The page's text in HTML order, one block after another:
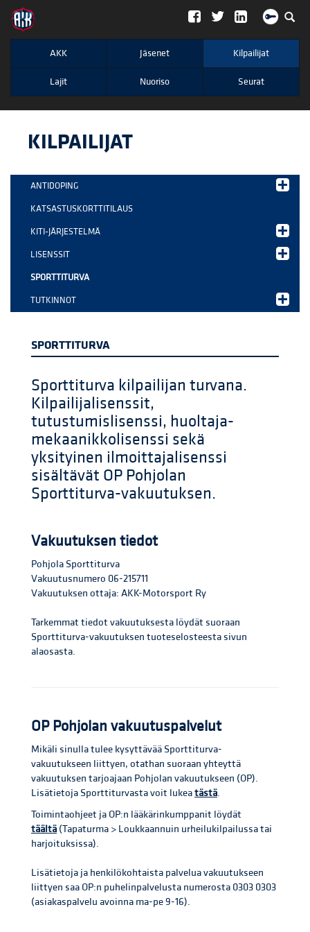
";
AKK Jäsenet Kilpailijat
Lajit Nuoriso Seurat
KILPAILIJAT
ANTIDOPING
KATSASTUSKORTTITILAUS
KITI-JÄRJESTELMÄ
LISENSSIT
SPORTTITURVA
TUTKINNOT
SPORTTITURVA
Sporttiturva kilpailijan turvana.
Kilpailijalisenssit,
tutustumislisenssi, huoltaja-
mekaanikkolisenssi sekä
yksityinen ilmoittajalisenssi
sisältävät OP Pohjolan
Sporttiturva-vakuutuksen.
Vakuutuksen tiedot
Pohjola Sporttiturva
Vakuutusnumero 06-215711
Vakuutuksen ottaja: AKK-Motorsport Ry
Tarkemmat tiedot vakuutuksesta löydät suoraan
Sporttiturva-vakuutuksen tuoteselosteesta sivun
alaosasta.
OP Pohjolan vakuutuspalvelut
Mikäli sinulla tulee kysyttävää Sporttiturva-
vakuutukseen liittyen, otathan suoraan yhteyttä
vakuutuksen tarjoajaan Pohjolan vakuutukseen (OP).
Lisätietoja Sporttiturvasta voit lukeatästä.
Toimintaohjeet ja OP:n lääkärinkumppanit löydät
täältä (Tapaturma > Loukkaannuin urheilukilpailussa tai
harjoituksissa).
Lisätietoja ja henkilökohtaista palvelua vakuutukseen
liittyen saa OP:n puhelinpalvelusta numerosta 0303 0303
(asiakaspalvelu avoinna ma-pe 9-16).